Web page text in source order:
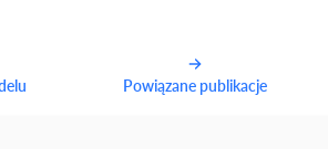
Powiązane publikacje